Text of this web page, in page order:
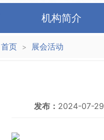
机构简介
首页 > 展会活动
发布： 2024-07-29